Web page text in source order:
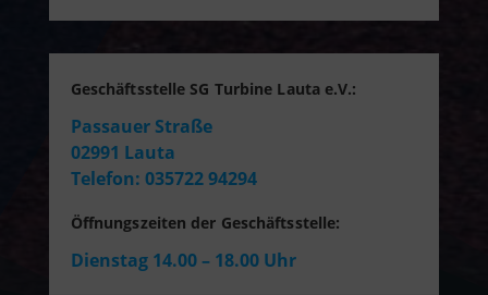
Geschäftsstelle SG Turbine Lauta e.V.:
Passauer Straße
02991 Lauta
Telefon: 035722 94294
Öffnungszeiten der Geschäftsstelle:
Dienstag 14.00 – 18.00 Uhr